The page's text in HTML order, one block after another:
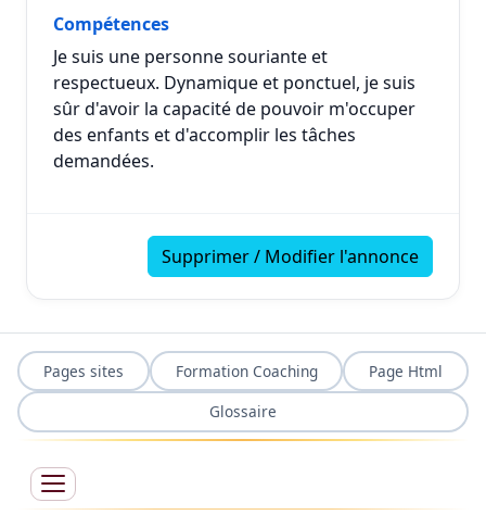
Compétences
Je suis une personne souriante et
respectueux. Dynamique et ponctuel, je suis
sûr d'avoir la capacité de pouvoir m'occuper
des enfants et d'accomplir les tâches
demandées.
Supprimer / Modifier l'annonce
Pages sites Formation Coaching
Page Html
Glossaire